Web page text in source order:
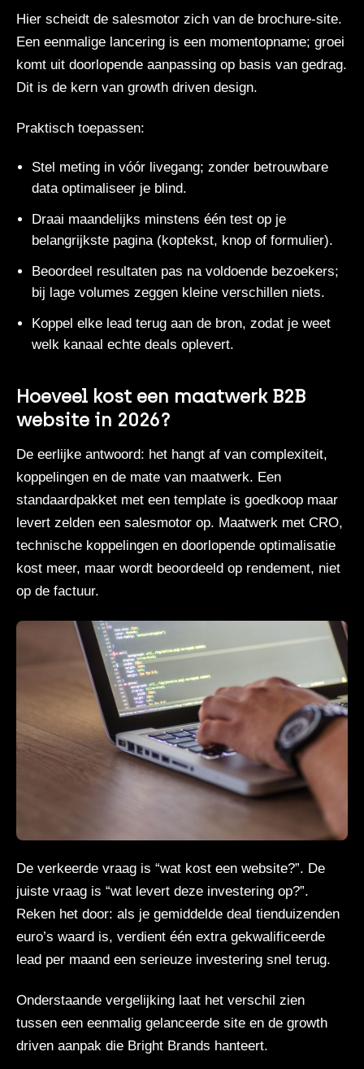
Hier scheidt de salesmotor zich van de brochure-site.
Een eenmalige lancering is een momentopname; groei
komt uit doorlopende aanpassing op basis van gedrag.
Dit is de kern van growth driven design.
Praktisch toepassen:
Stel meting in vóór livegang; zonder betrouwbare
data optimaliseer je blind.
Draai maandelijks minstens één test op je
belangrijkste pagina (koptekst, knop of formulier).
Beoordeel resultaten pas na voldoende bezoekers;
bij lage volumes zeggen kleine verschillen niets.
Koppel elke lead terug aan de bron, zodat je weet
welk kanaal echte deals oplevert.
Hoeveel kost een maatwerk B2B
website in 2026?
De eerlijke antwoord: het hangt af van complexiteit,
koppelingen en de mate van maatwerk. Een
standaardpakket met een template is goedkoop maar
levert zelden een salesmotor op. Maatwerk met CRO,
technische koppelingen en doorlopende optimalisatie
kost meer, maar wordt beoordeeld op rendement, niet
op de factuur.
De verkeerde vraag is “wat kost een website?”. De
juiste vraag is “wat levert deze investering op?”.
Reken het door: als je gemiddelde deal tienduizenden
euro’s waard is, verdient één extra gekwalificeerde
lead per maand een serieuze investering snel terug.
Onderstaande vergelijking laat het verschil zien
tussen een eenmalig gelanceerde site en de growth
driven aanpak die Bright Brands hanteert.